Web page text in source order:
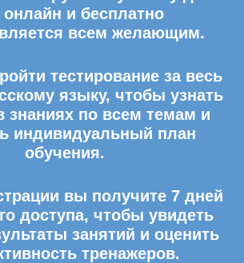
и бесплатно
всем желающим.
тестирование за весь
языку, чтобы узнать
знаниях по всем темам и
индивидуальный план
обучения.
вы получите 7 дней
доступа, чтобы увидеть
занятий и оценить
тренажеров.